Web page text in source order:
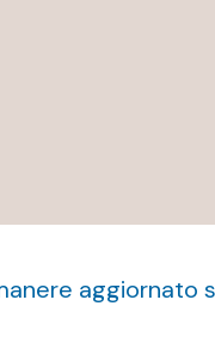
aggiornato